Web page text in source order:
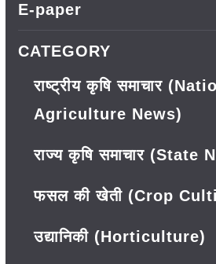
E-paper
CATEGORY
राष्ट्रीय कृषि समाचार
Agriculture News)
राज्य कृषि समाचार (State
फसल की खेती (Crop
उद्यानिकी (Horticulture)